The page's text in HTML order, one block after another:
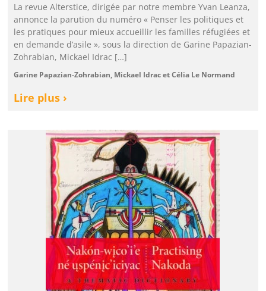
La revue Alterstice, dirigée par notre membre Yvan Leanza,
annonce la parution du numéro « Penser les politiques et
les pratiques pour mieux accueillir les familles réfugiées et
en demande d’asile », sous la direction de Garine Papazian-
Zohrabian, Mickael Idrac […]
Garine Papazian-Zohrabian, Mickael Idrac et Célia Le Normand
Lire plus ›